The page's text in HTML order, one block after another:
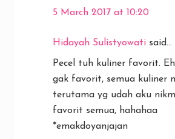
5 March 2017 at 10:20
Hidayah Sulistyowati said...
Pecel tuh kuliner favorit.
gak favorit, semua kuliner
terutama yg udah aku
favorit semua, hahahaa
*emakdoyanjajan